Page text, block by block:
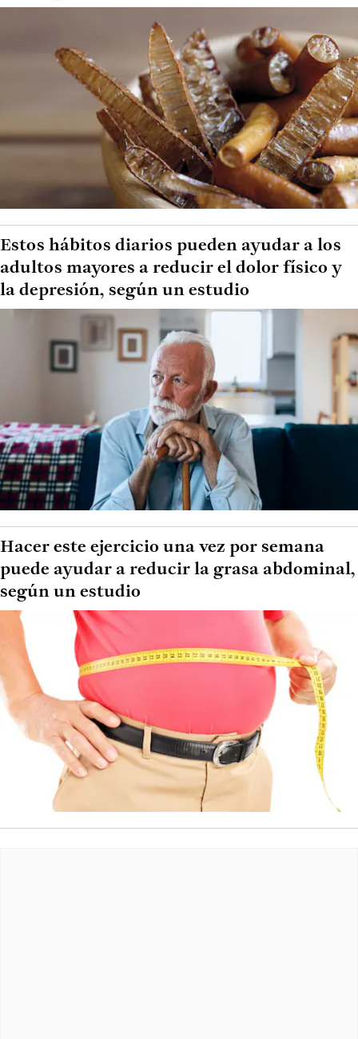
Estos hábitos diarios pueden ayudar a los
adultos mayores a reducir el dolor físico y
la depresión, según un estudio
Hacer este ejercicio una vez por semana
puede ayudar a reducir la grasa abdominal,
según un estudio